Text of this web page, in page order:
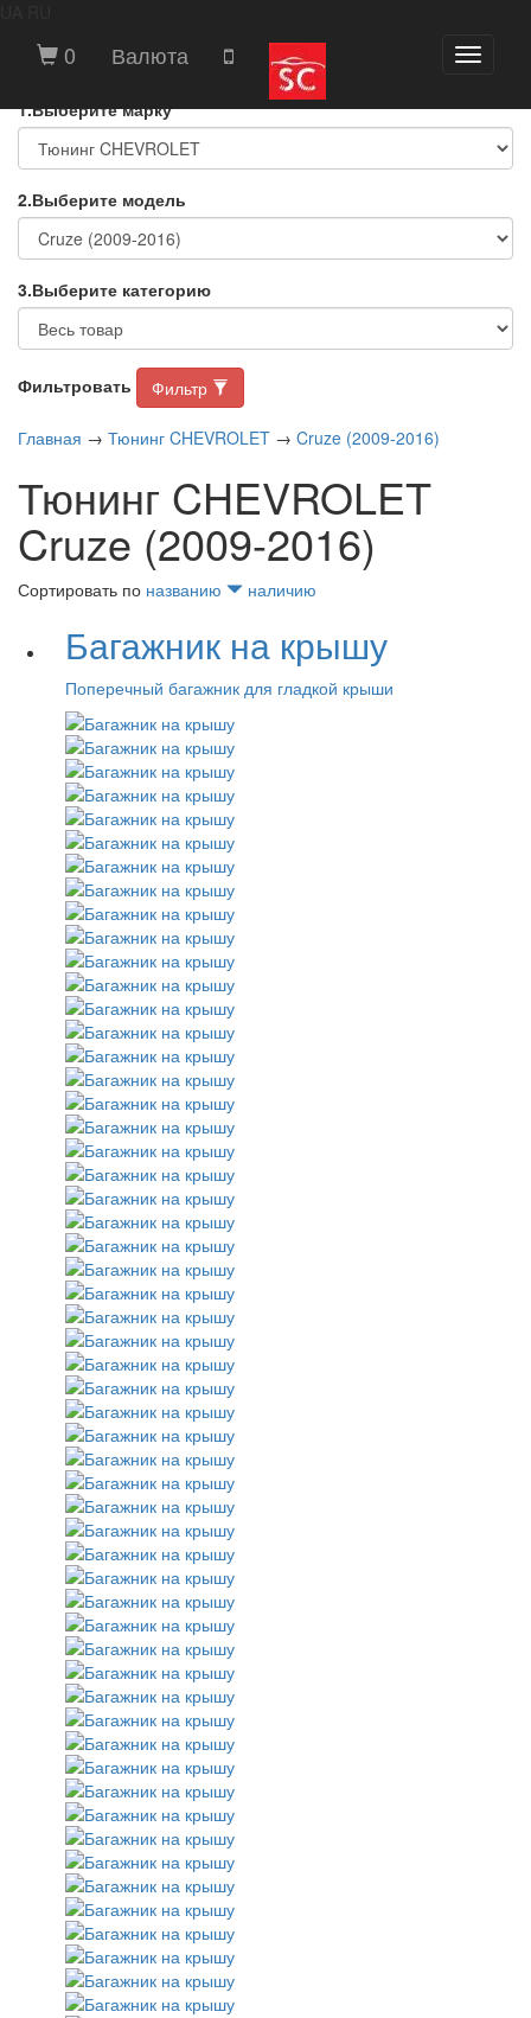
Toggle
0 Валюта
ВЫБЕРИТЕ МАРКУ И МОДЕЛЬ
АВТОМОБИЛЯ
1.Выберите марку
2.Выберите модель
3.Выберите категорию
Фильтровать Фильтр
Главная → Тюнинг CHEVROLET → Cruze (2009-2016)
Тюнинг CHEVROLET
Cruze (2009-2016)
Сортировать по названию наличию
Багажник на крышу
Поперечный багажник для гладкой крыши